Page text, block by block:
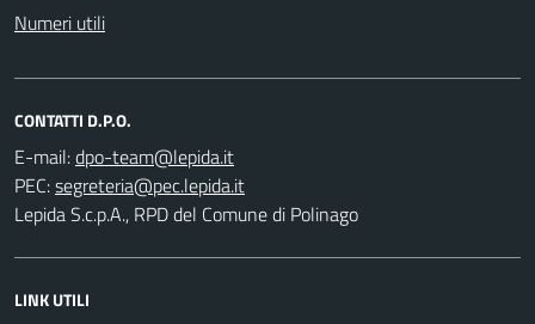
Numeri utili
CONTATTI D.P.O.
E-mail:
PEC:
Lepida S.c.p.A., RPD del Comune di Polinago
LINK UTILI